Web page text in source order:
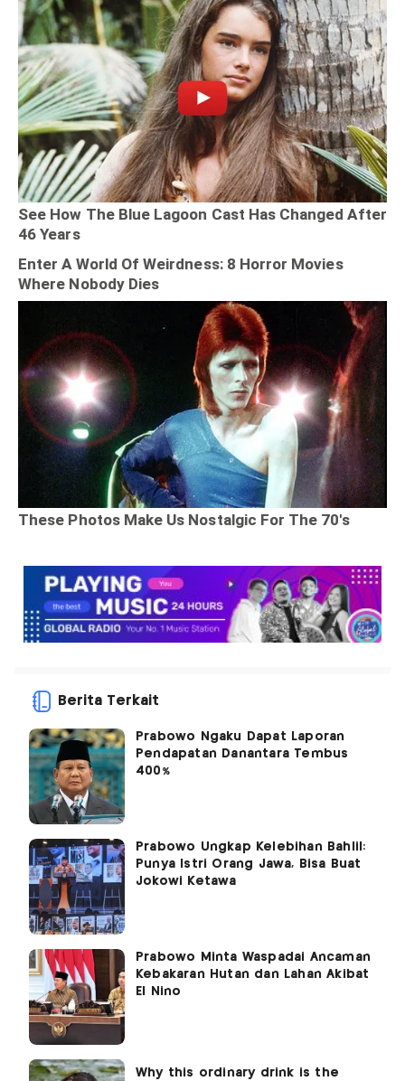
Berita Terkait
Prabowo Ngaku Dapat Laporan
Pendapatan Danantara Tembus
400%
Prabowo Ungkap Kelebihan Bahlil:
Punya Istri Orang Jawa, Bisa Buat
Jokowi Ketawa
Prabowo Minta Waspadai Ancaman
Kebakaran Hutan dan Lahan Akibat
El Nino